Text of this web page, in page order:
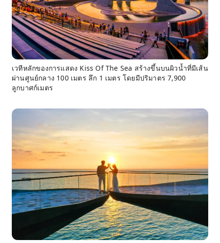
เวทีหลักของการแสดง Kiss Of The Sea สร้างขึ้นบนผิวน้ำที่มีเส้น
ผ่านศูนย์กลาง 100 เมตร ลึก 1 เมตร โดยมีปริมาตร 7,900
ลูกบาศก์เมตร